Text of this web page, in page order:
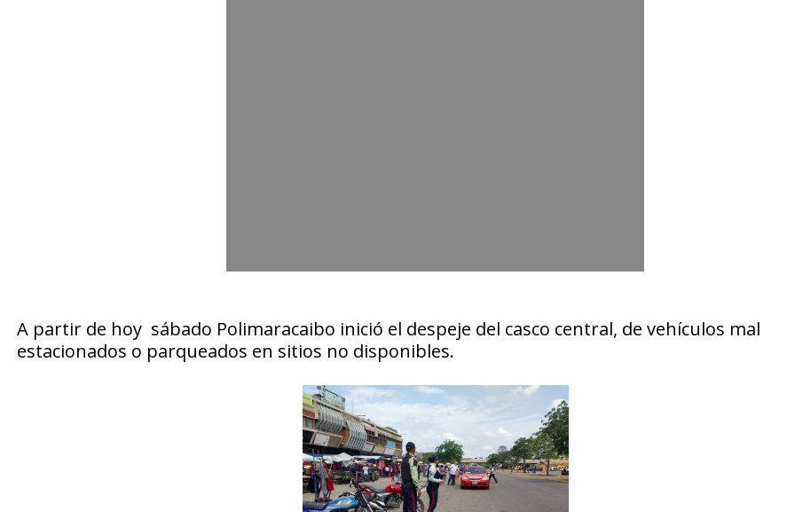
A partir de hoy sábado Polimaracaibo inició el despeje del casco central, de vehículos mal
estacionados o parqueados en sitios no disponibles.